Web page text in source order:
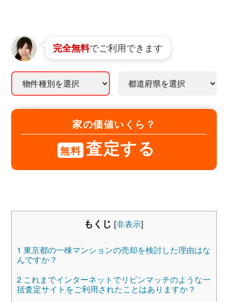
完全無料でご利用できます
家の価値いくら？
無料 査定する
もくじ [非表示]
1 東京都の一棟マンションの売却を検討した理由はな
んですか？
2これまでインターネットでリビンマッチのような一
括査定サイトをご利用されたことはありますか？